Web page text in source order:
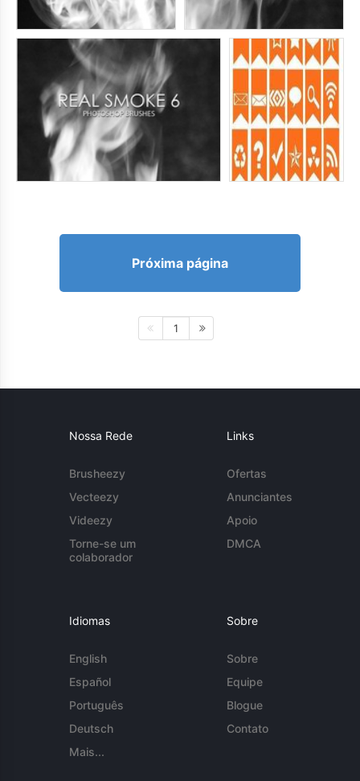
Próxima página
1
Nossa Rede
Brusheezy
Vecteezy
Videezy
Torne-se um
colaborador
Links
Ofertas
Anunciantes
Apoio
DMCA
Idiomas
English
Español
Português
Deutsch
Mais...
Sobre
Sobre
Equipe
Blogue
Contato